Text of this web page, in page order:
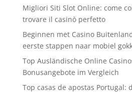
Migliori Siti Slot Online: come
trovare il casinò perfetto
Beginnen met Casino
eerste stappen naar mobiel
Top Ausländische Online
Bonusangebote im Vergleich
Top casas de apostas Portugal: